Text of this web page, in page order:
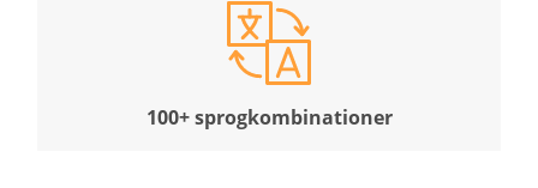
100+ sprogkombinationer